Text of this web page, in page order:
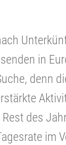
in
denn
des
im